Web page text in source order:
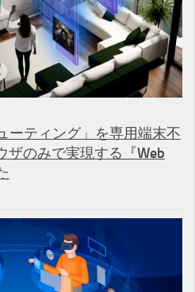
ーティング」を専用端末不
ザのみで実現する『Web